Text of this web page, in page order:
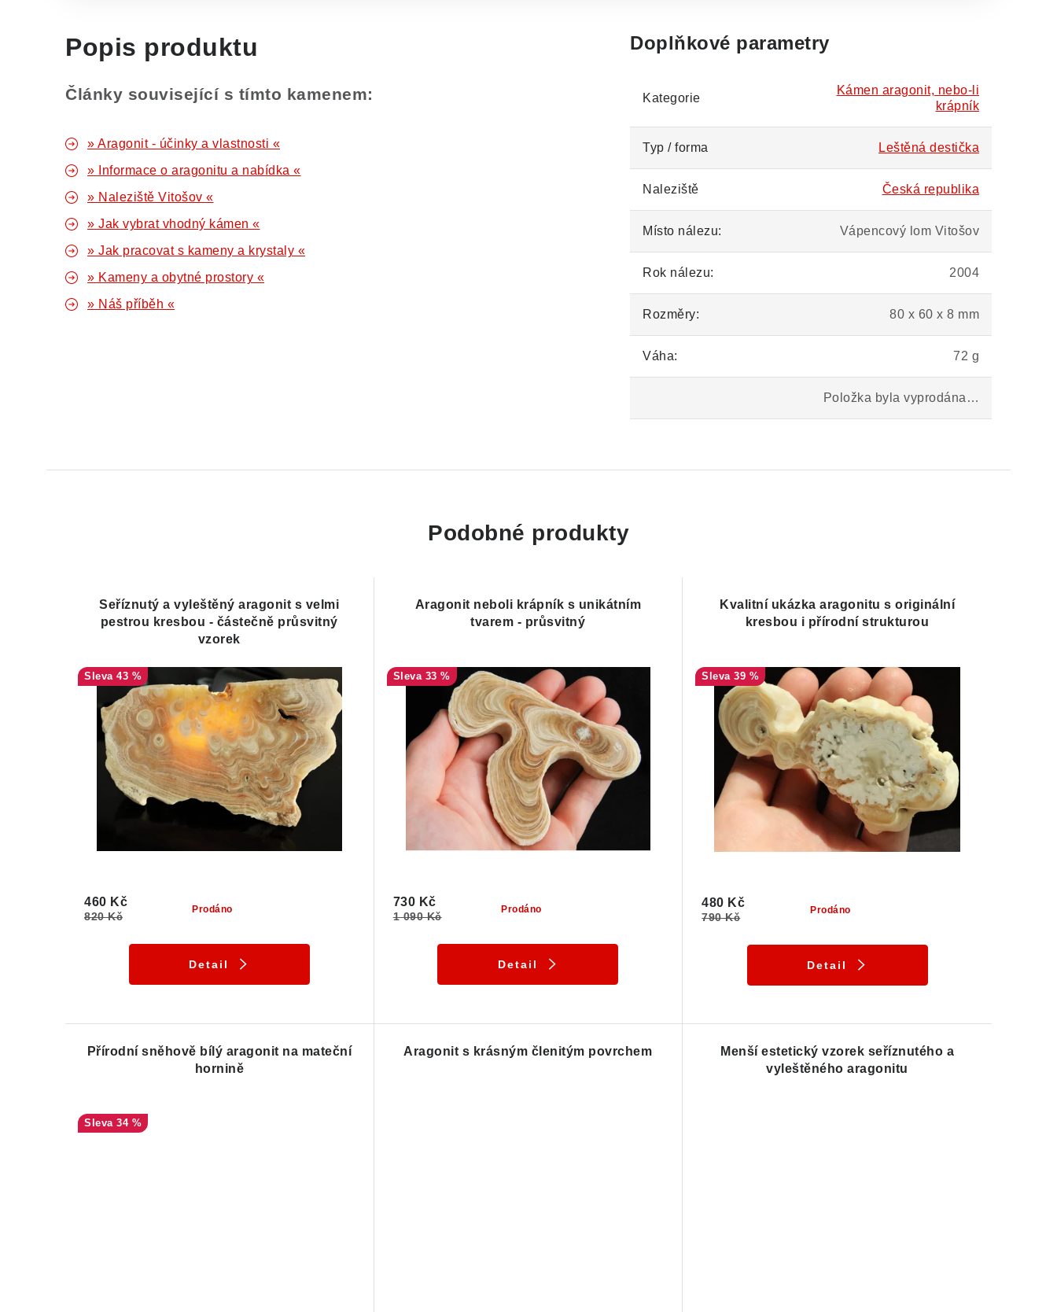
Popis produktu
Články související s tímto kamenem:
» Aragonit - účinky a vlastnosti «
» Informace o aragonitu a nabídka «
» Naleziště Vitošov «
» Jak vybrat vhodný kámen «
» Jak pracovat s kameny a krystaly «
» Kameny a obytné prostory «
» Náš příběh «
Doplňkové parametry
Kategorie
Kámen aragonit, nebo-li
krápník
Typ / forma Leštěná destička
Naleziště Česká republika
Místo nálezu: Vápencový lom Vitošov
Rok nálezu: 2004
Rozměry: 80 x 60 x 8 mm
Váha: 72 g
Položka byla vyprodána…
Podobné produkty
Seříznutý a vyleštěný aragonit s velmi
pestrou kresbou - částečně průsvitný
vzorek
43 %
Prodáno
460 Kč
820 Kč
Detail
Aragonit neboli krápník s unikátním
tvarem - průsvitný
33 %
Prodáno
730 Kč
1 090 Kč
Detail
Kvalitní ukázka aragonitu s originální
kresbou i přírodní strukturou
39 %
Prodáno
480 Kč
790 Kč
Detail
Přírodní sněhově bílý aragonit na mateční
hornině
34 %
Aragonit s krásným členitým povrchem
Menší estetický vzorek seříznutého a
vyleštěného aragonitu